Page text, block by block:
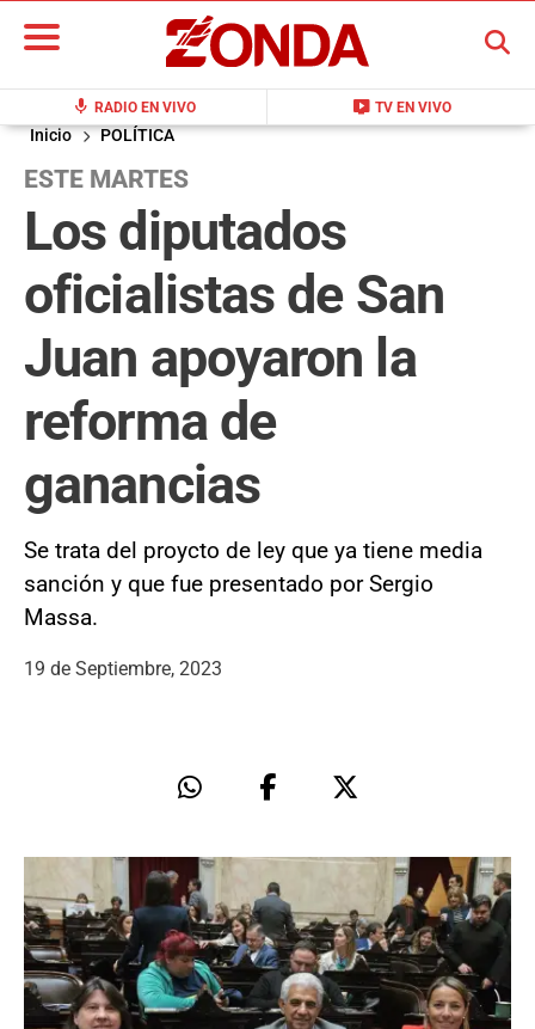
mic RADIO EN VIVO live_tv TV EN VIVO
BUSCAR
Inicio POLÍTICA
ESTE MARTES
Los diputados
oficialistas de San
Juan apoyaron la
reforma de
ganancias
Se trata del proycto de ley que ya tiene media
sanción y que fue presentado por Sergio
Massa.
19 de Septiembre, 2023